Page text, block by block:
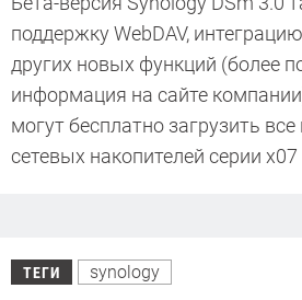
поддержку WebDAV,
других новых функций (более
информация на сайте
могут бесплатно загрузить
сетевых накопителей серии
ТЕГИ synology